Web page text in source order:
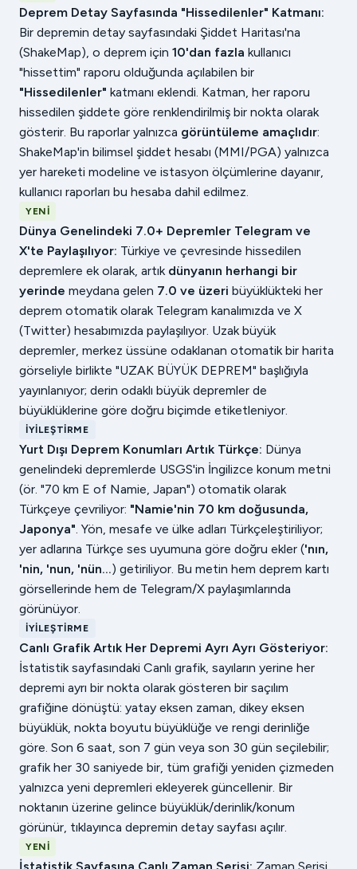
Deprem Detay Sayfasında "Hissedilenler" Katmanı:
Bir depremin detay sayfasındaki Şiddet Haritası'na
(ShakeMap), o deprem için 10'dan fazla kullanıcı
"hissettim" raporu olduğunda açılabilen bir
"Hissedilenler" katmanı eklendi. Katman, her raporu
hissedilen şiddete göre renklendirilmiş bir nokta olarak
gösterir. Bu raporlar yalnızca görüntüleme amaçlıdır:
ShakeMap'in bilimsel şiddet hesabı (MMI/PGA) yalnızca
yer hareketi modeline ve istasyon ölçümlerine dayanır,
kullanıcı raporları bu hesaba dahil edilmez.
YENI
Dünya Genelindeki 7.0+ Depremler Telegram ve
X'te Paylaşılıyor: Türkiye ve çevresinde hissedilen
depremlere ek olarak, artık dünyanın herhangi bir
yerinde meydana gelen 7.0 ve üzeri büyüklükteki her
deprem otomatik olarak Telegram kanalımızda ve X
(Twitter) hesabımızda paylaşılıyor. Uzak büyük
depremler, merkez üssüne odaklanan otomatik bir harita
görseliyle birlikte "UZAK BÜYÜK DEPREM" başlığıyla
yayınlanıyor; derin odaklı büyük depremler de
büyüklüklerine göre doğru biçimde etiketleniyor.
İYILEŞTIRME
Yurt Dışı Deprem Konumları Artık Türkçe: Dünya
genelindeki depremlerde USGS'in İngilizce konum metni
(ör. "70 km E of Namie, Japan") otomatik olarak
Türkçeye çevriliyor: "Namie'nin 70 km doğusunda,
Japonya". Yön, mesafe ve ülke adları Türkçeleştiriliyor;
yer adlarına Türkçe ses uyumuna göre doğru ekler ('nın,
'nin, 'nun, 'nün…) getiriliyor. Bu metin hem deprem kartı
görsellerinde hem de Telegram/X paylaşımlarında
görünüyor.
İYILEŞTIRME
Canlı Grafik Artık Her Depremi Ayrı Ayrı Gösteriyor:
İstatistik sayfasındaki Canlı grafik, sayıların yerine her
depremi ayrı bir nokta olarak gösteren bir saçılım
grafiğine dönüştü: yatay eksen zaman, dikey eksen
büyüklük, nokta boyutu büyüklüğe ve rengi derinliğe
göre. Son 6 saat, son 7 gün veya son 30 gün seçilebilir;
grafik her 30 saniyede bir, tüm grafiği yeniden çizmeden
yalnızca yeni depremleri ekleyerek güncellenir. Bir
noktanın üzerine gelince büyüklük/derinlik/konum
görünür, tıklayınca depremin detay sayfası açılır.
YENI